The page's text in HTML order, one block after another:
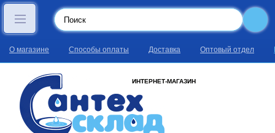
О магазине Способы оплаты Доставка Оптовый отдел
ИНТЕРНЕТ-МАГАЗИН